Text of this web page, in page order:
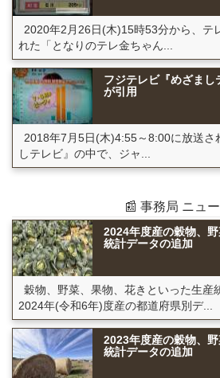
2020年2月26日(木)15時53分から、テ
れた「となりのテレ金ちゃん...
フジテレビ『めざまし
が引用
2018年7月5日(木)4:55～8:00に放送さ
しテレビ』の中で、ジャ...
📰 事務局 ニュ
2024年度産の穀物、
統計データの追加
穀物、野菜、果物、花きといった生産
2024年(令和6年)度産の都道府県別デ...
2023年度産の穀物、
統計データの追加